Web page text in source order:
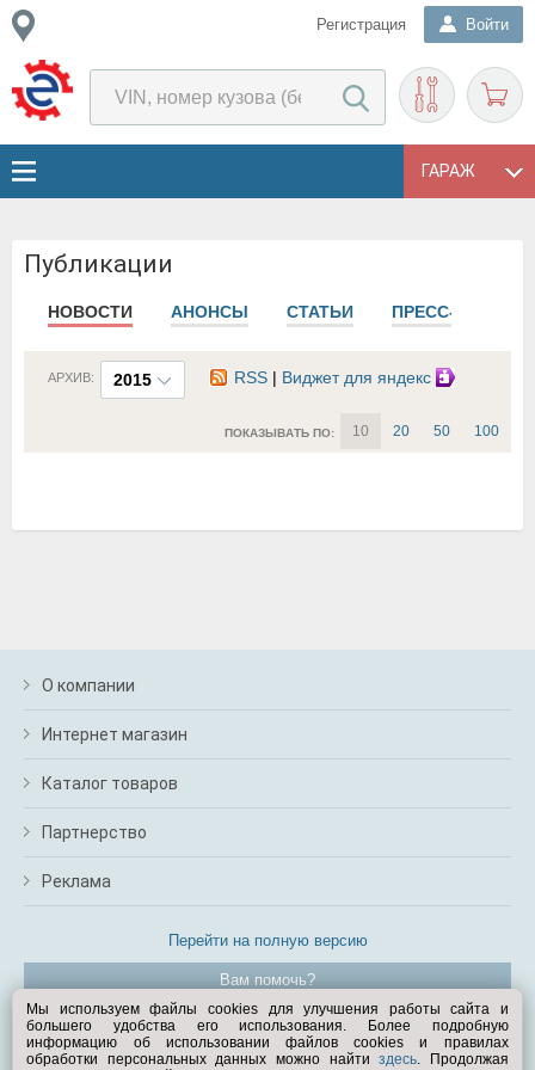
Регистрация Войти
ГАРАЖ
Публикации
НОВОСТИ АНОНСЫ СТАТЬИ ПРЕСС-РЕЛИЗЫ
2015
АРХИВ: RSS | Виджет для яндекс
ПОКАЗЫВАТЬ ПО: 10 20 50 100
О компании
Интернет магазин
Каталог товаров
Партнерство
Реклама
Перейти на полную версию
Вам помочь?
© Exist.ru 1998—2026
Мы используем файлы cookies для улучшения работы сайта и
большего удобства его использования. Более подробную
информацию об использовании файлов cookies и правилах
обработки персональных данных можно найтиздесь. Продолжая